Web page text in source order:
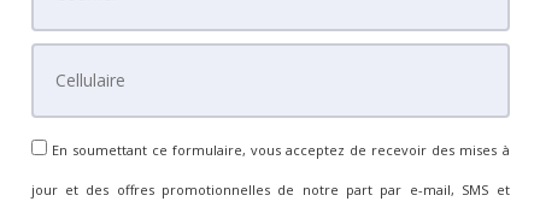
En soumettant ce formulaire, vous acceptez de recevoir des mises à
jour et des offres promotionnelles de notre part par e-mail, SMS et